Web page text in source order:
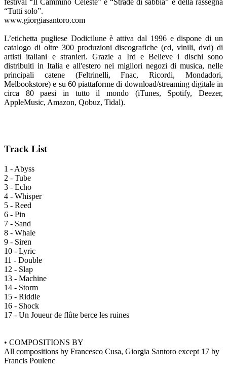
“Tutti solo”.
www.giorgiasantoro.com
L’etichetta pugliese Dodicilune è attiva dal 1996 e dispone di un
catalogo di oltre 300 produzioni discografiche (cd, vinili, dvd) di
artisti italiani e stranieri. Grazie a Ird e Believe i dischi sono
distribuiti in Italia e all'estero nei migliori negozi di musica, nelle
principali catene (Feltrinelli, Fnac, Ricordi, Mondadori,
Melbookstore) e su 60 piattaforme di download/streaming digitale in
circa 80 paesi in tutto il mondo (iTunes, Spotify, Deezer,
AppleMusic, Amazon, Qobuz, Tidal).
Track List
1 - Abyss
2 - Tube
3 - Echo
4 - Whisper
5 - Reed
6 - Pin
7 - Sand
8 - Whale
9 - Siren
10 - Lyric
11 - Double
12 - Slap
13 - Machine
14 - Storm
15 - Riddle
16 - Shock
17 - Un Joueur de flûte berce les ruines
• COMPOSITIONS BY
All compositions by Francesco Cusa, Giorgia Santoro except 17 by
Francis Poulenc